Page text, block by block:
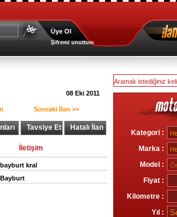
Üye Ol
Şifremi unuttum
08 Eki 2011
Sonraki İlan >>
Tavsiye Et Hatalı İlan
İletişim
bayburt kral
Bayburt
Kategori :
Marka :
Model :
Fiyat :
Kilometre :
Yıl :